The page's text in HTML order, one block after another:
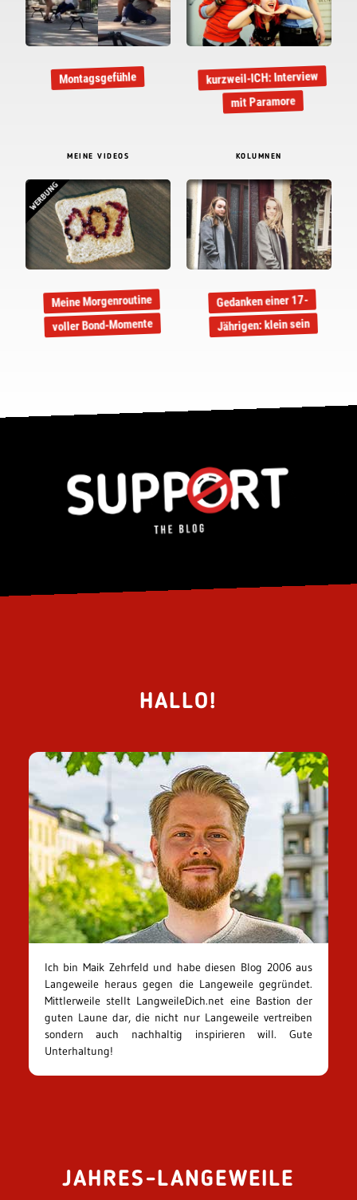
Montagsgefühle kurzweil-ICH: Interview
mit Paramore
MEINE VIDEOS
WERBUNG
Meine Morgenroutine
voller Bond-Momente
KOLUMNEN
Gedanken einer 17-
Jährigen: klein sein
HALLO!
Ich bin Maik Zehrfeld und habe diesen Blog 2006 aus
Langeweile heraus gegen die Langeweile gegründet.
Mittlerweile stellt LangweileDich.net eine Bastion der
guten Laune dar, die nicht nur Langeweile vertreiben
sondern auch nachhaltig inspirieren will. Gute
Unterhaltung!
JAHRES-LANGEWEILE